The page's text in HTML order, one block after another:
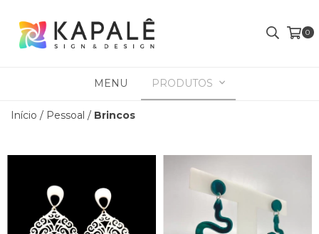
0
MENU PRODUTOS
Início / Pessoal / Brincos